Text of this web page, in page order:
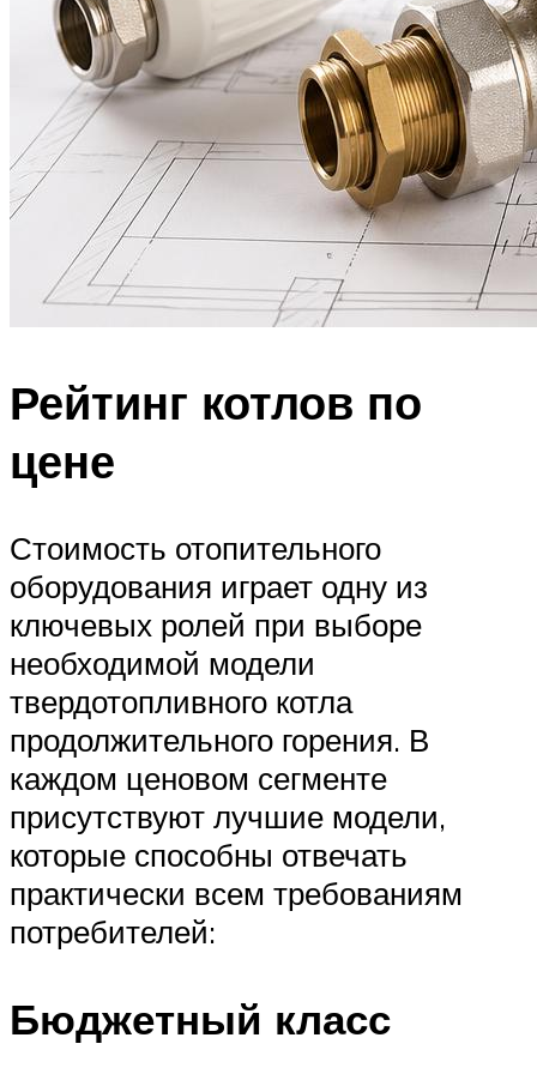
Рейтинг котлов по
цене
Стоимость отопительного
оборудования играет одну из
ключевых ролей при выборе
необходимой модели
твердотопливного котла
продолжительного горения. В
каждом ценовом сегменте
присутствуют лучшие модели,
которые способны отвечать
практически всем требованиям
потребителей:
Бюджетный класс